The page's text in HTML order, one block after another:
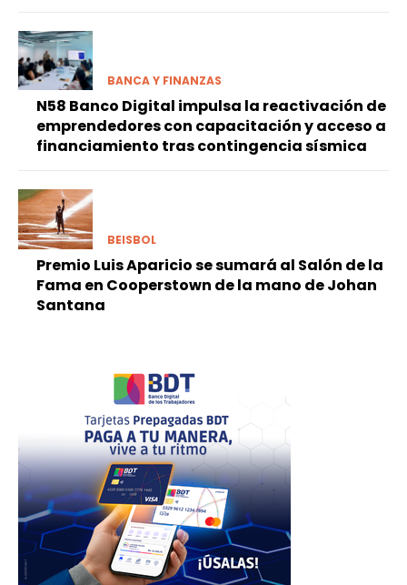
BANCA Y FINANZAS
N58 Banco Digital impulsa la reactivación de
emprendedores con capacitación y acceso a
financiamiento tras contingencia sísmica
BEISBOL
Premio Luis Aparicio se sumará al Salón de la
Fama en Cooperstown de la mano de Johan
Santana